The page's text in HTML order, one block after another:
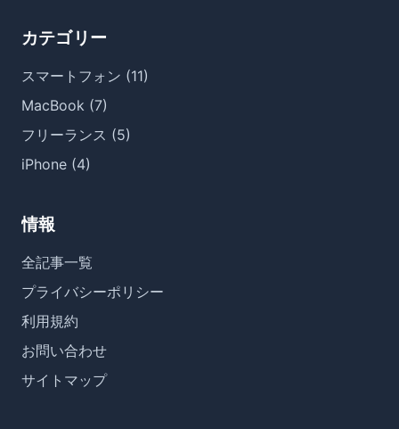
カテゴリー
スマートフォン (11)
MacBook (7)
フリーランス (5)
iPhone (4)
情報
全記事一覧
プライバシーポリシー
利用規約
お問い合わせ
サイトマップ